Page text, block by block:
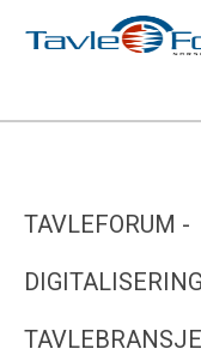
TAVLEFORUM -